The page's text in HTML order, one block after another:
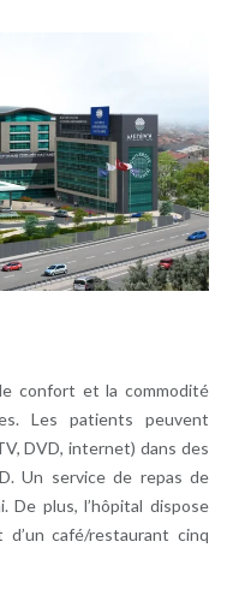
confort et la commodité
Les patients peuvent
DVD, internet) dans des
Un service de repas de
plus, l’hôpital dispose
café/restaurant cinq